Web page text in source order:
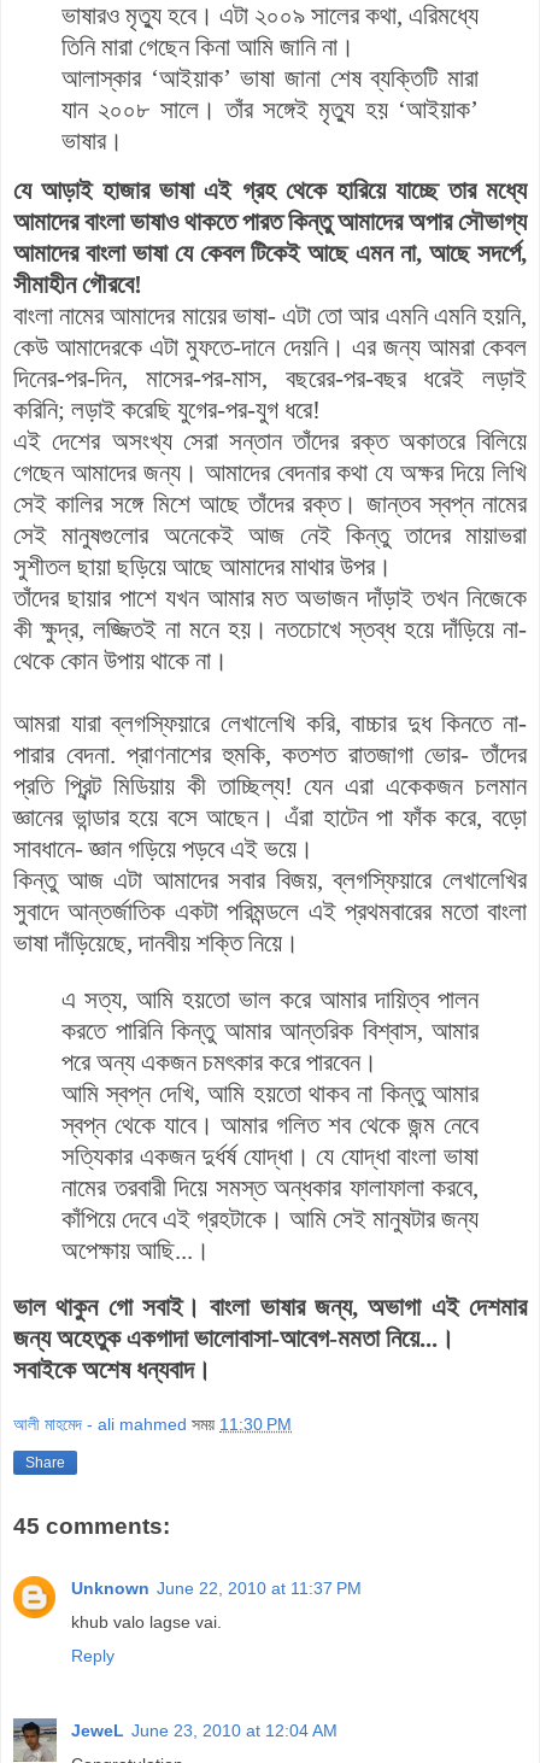
ভাষারও মৃত্যু হবে। এটা ২০০৯ সালের কথা, এরিমধ্যে
তিনি মারা গেছেন কিনা আমি জানি না।
আলাস্কার ‘আইয়াক’ ভাষা জানা শেষ ব্যক্তিটি মারা
যান ২০০৮ সালে। তাঁর সঙ্গেই মৃত্যু হয় ‘আইয়াক’
ভাষার।
যে আড়াই হাজার ভাষা এই গ্রহ থেকে হারিয়ে যাচ্ছে তার মধ্যে
আমাদের বাংলা ভাষাও থাকতে পারত কিন্তু আমাদের অপার সৌভাগ্য
আমাদের বাংলা ভাষা যে কেবল টিকেই আছে এমন না, আছে সদর্পে,
সীমাহীন গৌরবে!
বাংলা নামের আমাদের মায়ের ভাষা- এটা তো আর এমনি এমনি হয়নি,
কেউ আমাদেরকে এটা মুফতে-দানে দেয়নি। এর জন্য আমরা কেবল
দিনের-পর-দিন, মাসের-পর-মাস, বছরের-পর-বছর ধরেই লড়াই
করিনি; লড়াই করেছি যুগের-পর-যুগ ধরে!
এই দেশের অসংখ্য সেরা সন্তান তাঁদের রক্ত অকাতরে বিলিয়ে
গেছেন আমাদের জন্য। আমাদের বেদনার কথা যে অক্ষর দিয়ে লিখি
সেই কালির সঙ্গে মিশে আছে তাঁদের রক্ত। জান্তব স্বপ্ন নামের
সেই মানুষগুলোর অনেকেই আজ নেই কিন্তু তাদের মায়াভরা
সুশীতল ছায়া ছড়িয়ে আছে আমাদের মাথার উপর।
তাঁদের ছায়ার পাশে যখন আমার মত অভাজন দাঁড়াই তখন নিজেকে
কী ক্ষুদ্র, লজ্জিতই না মনে হয়। নতচোখে স্তব্ধ হয়ে দাঁড়িয়ে না-
থেকে কোন উপায় থাকে না।
আমরা যারাব্লগস্ফিয়ারেলেখালেখি করি, বাচ্চার দুধ কিনতে না-
পারার বেদনা. প্রাণনাশের হুমকি, কতশত রাতজাগা ভোর- তাঁদের
প্রতি প্রিন্ট মিডিয়ায় কী তাচ্ছিল্য! যেন এরা একেকজন চলমান
জ্ঞানের ভান্ডার হয়ে বসে আছেন। এঁরা হাটেন পা ফাঁক করে, বড়ো
সাবধানে- জ্ঞান গড়িয়ে পড়বে এই ভয়ে।
কিন্তু আজ এটা আমাদের সবার বিজয়, ব্লগস্ফিয়ারে লেখালেখির
সুবাদে আন্তর্জাতিক একটা পরিমন্ডলে এই প্রথমবারের মতো বাংলা
ভাষা দাঁড়িয়েছে, দানবীয় শক্তি নিয়ে।
এ সত্য, আমি হয়তো ভাল করে আমার দায়িত্ব পালন
করতে পারিনি কিন্তু আমার আন্তরিক বিশ্বাস, আমার
পরে অন্য একজন চমৎকার করে পারবেন।
আমি স্বপ্ন দেখি, আমি হয়তো থাকব না কিন্তু আমার
স্বপ্ন থেকে যাবে। আমার গলিত শব থেকে জন্ম নেবে
সত্যিকার একজন দুর্ধর্ষ যোদ্ধা। যে যোদ্ধা বাংলা ভাষা
নামের তরবারী দিয়ে সমস্ত অন্ধকার ফালাফালা করবে,
কাঁপিয়ে দেবে এই গ্রহটাকে। আমি সেই মানুষটার জন্য
অপেক্ষায় আছি...।
ভাল থাকুন গো সবাই। বাংলা ভাষার জন্য, অভাগা এই দেশমার
জন্য অহেতুক একগাদা ভালোবাসা-আবেগ-মমতা নিয়ে...।
সবাইকে অশেষ ধন্যবাদ।
আলী মাহমেদ - ali mahmed সময় 11:30 PM
Share
45 comments:
Unknown June 22, 2010 at 11:37 PM
khub valo lagse vai.
Reply
JeweL June 23, 2010 at 12:04 AM